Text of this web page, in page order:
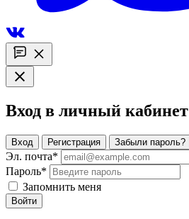
Вход в личный кабинет
Вход Регистрация Забыли пароль?
Эл. почта*
Пароль*
Запомнить меня
Войти